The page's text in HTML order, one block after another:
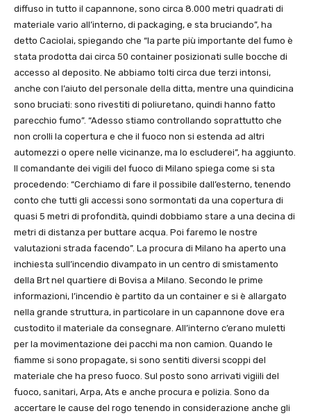
diffuso in tutto il capannone, sono circa 8.000 metri quadrati di
materiale vario all’interno, di packaging, e sta bruciando”, ha
detto Caciolai, spiegando che “la parte più importante del fumo è
stata prodotta dai circa 50 container posizionati sulle bocche di
accesso al deposito. Ne abbiamo tolti circa due terzi intonsi,
anche con l’aiuto del personale della ditta, mentre una quindicina
sono bruciati: sono rivestiti di poliuretano, quindi hanno fatto
parecchio fumo”. “Adesso stiamo controllando soprattutto che
non crolli la copertura e che il fuoco non si estenda ad altri
automezzi o opere nelle vicinanze, ma lo escluderei”, ha aggiunto.
Il comandante dei vigili del fuoco di Milano spiega come si sta
procedendo: “Cerchiamo di fare il possibile dall’esterno, tenendo
conto che tutti gli accessi sono sormontati da una copertura di
quasi 5 metri di profondità, quindi dobbiamo stare a una decina di
metri di distanza per buttare acqua. Poi faremo le nostre
valutazioni strada facendo”. La procura di Milano ha aperto una
inchiesta sull’incendio divampato in un centro di smistamento
della Brt nel quartiere di Bovisa a Milano. Secondo le prime
informazioni, l’incendio è partito da un container e si è allargato
nella grande struttura, in particolare in un capannone dove era
custodito il materiale da consegnare. All’interno c’erano muletti
per la movimentazione dei pacchi ma non camion. Quando le
fiamme si sono propagate, si sono sentiti diversi scoppi del
materiale che ha preso fuoco. Sul posto sono arrivati vigiili del
fuoco, sanitari, Arpa, Ats e anche procura e polizia. Sono da
accertare le cause del rogo tenendo in considerazione anche gli